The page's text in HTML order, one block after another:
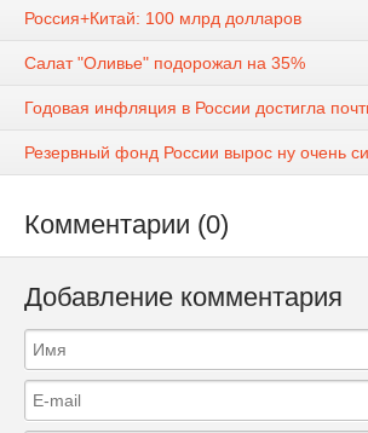
Россия+Китай: 100 млрд долларов
Салат "Оливье" подорожал на 35%
Годовая инфляция в России достигла
Резервный фонд России вырос ну очень
Комментарии (0)
Добавление комментария